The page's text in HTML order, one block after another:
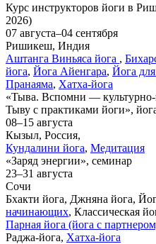
Курс инструкторов йоги в
2026)
07 августа–04 сентября
Ришикеш, Индия
Аштанга Виньяса йога ,
йога, Йога Айенгара, Йога
Пранаяма, Хатха-йога
«Тыва. Вспомни —
Тыву с практиками йоги»,
08–15 августа
Кызыл, Россия,
Кундалини йога, Медитация
«Заряд энергии», семинар
23–31 августа
Сочи
Бхакти йога, Джняна йога,
начинающих, Классическая
Парная йога (йога с
Раджа-йога, Хатха-йога